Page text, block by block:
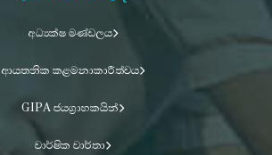
අධ්‍යක්ෂ මණ්ඩලය
ආයතනික කළමනාකාරීත්වය
GIPA ජයග්‍රාහකයින්
වාර්ෂික වාර්තා